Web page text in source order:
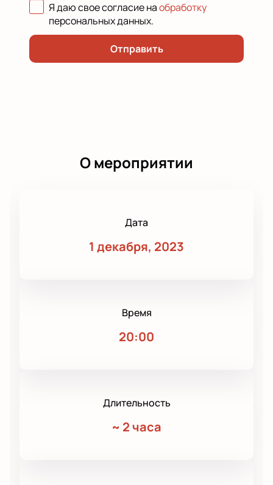
Я даю свое согласие наобработку
персональных данных.
Отправить
О мероприятии
Дата
1 декабря, 2023
Время
20:00
Длительность
~ 2 часа